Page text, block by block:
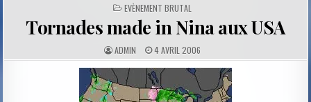
POSTED
IN
EVÈNEMENT BRUTAL
Tornades made in Nina aux USA
A
U
T
H
O
R
:
ADMIN P
U
B
L
I
S
H
4 AVRIL 2006